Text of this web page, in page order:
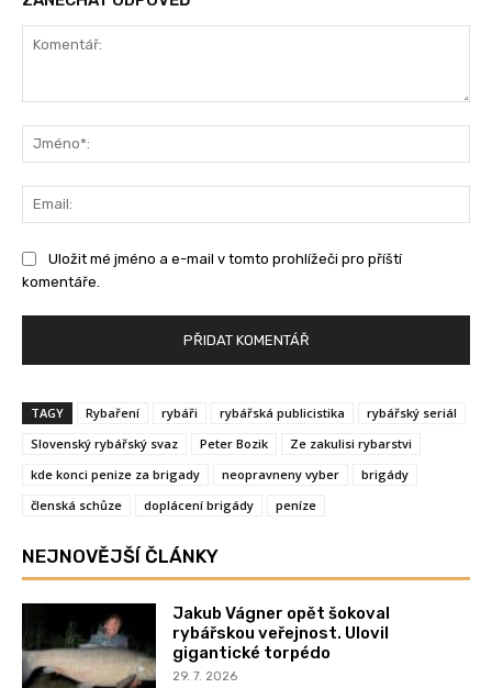
Uložit mé jméno a e-mail v tomto prohlížeči pro příští
komentáře.
TAGY Rybaření rybáři rybářská publicistika
rybářský seriál
Slovenský rybářský svaz
Peter Bozik
Ze zakulisi rybarstvi
kde konci penize za brigady
neopravneny vyber
brigády
členská schůze
doplácení brigády peníze
NEJNOVĚJŠÍ ČLÁNKY
Jakub Vágner opět šokoval
rybářskou veřejnost. Ulovil
gigantické torpédo
29. 7. 2026